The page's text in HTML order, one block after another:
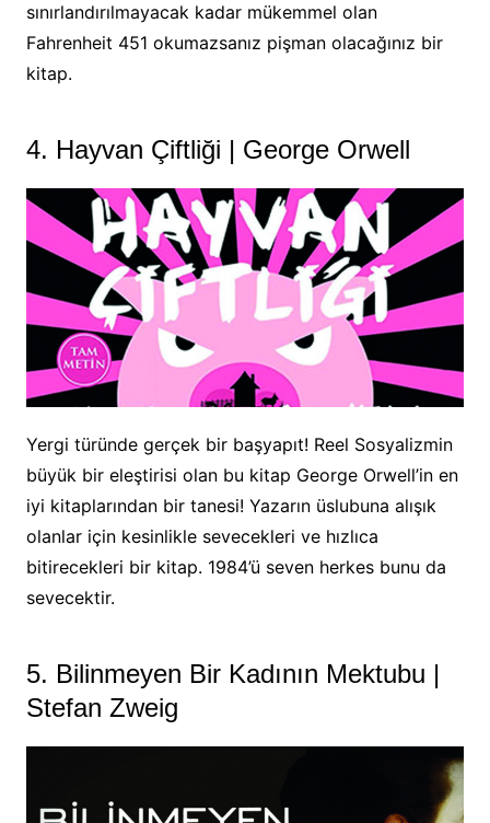
sınırlandırılmayacak kadar mükemmel olan
Fahrenheit 451 okumazsanız pişman olacağınız bir
kitap.
4. Hayvan Çiftliği | George Orwell
Yergi türünde gerçek bir başyapıt! Reel Sosyalizmin
büyük bir eleştirisi olan bu kitap George Orwell’in en
iyi kitaplarından bir tanesi! Yazarın üslubuna alışık
olanlar için kesinlikle sevecekleri ve hızlıca
bitirecekleri bir kitap. 1984’ü seven herkes bunu da
sevecektir.
5. Bilinmeyen Bir Kadının Mektubu |
Stefan Zweig